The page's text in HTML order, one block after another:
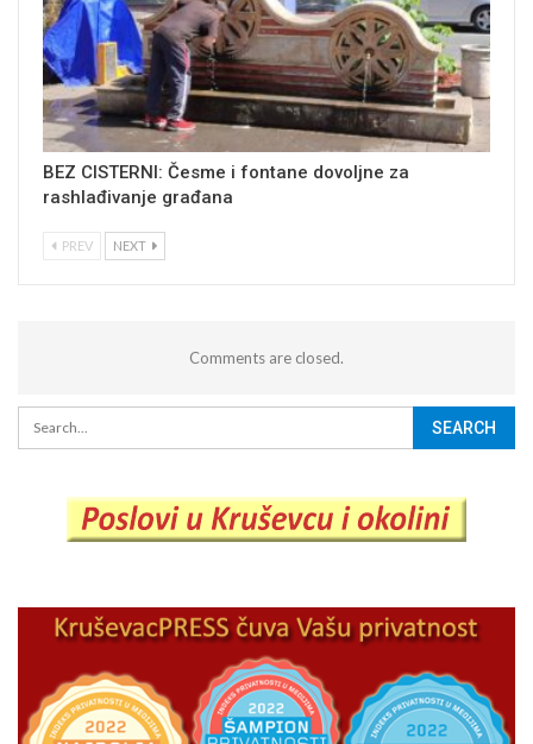
BEZ CISTERNI: Česme i fontane dovoljne za
rashlađivanje građana
PREV NEXT
Comments are closed.